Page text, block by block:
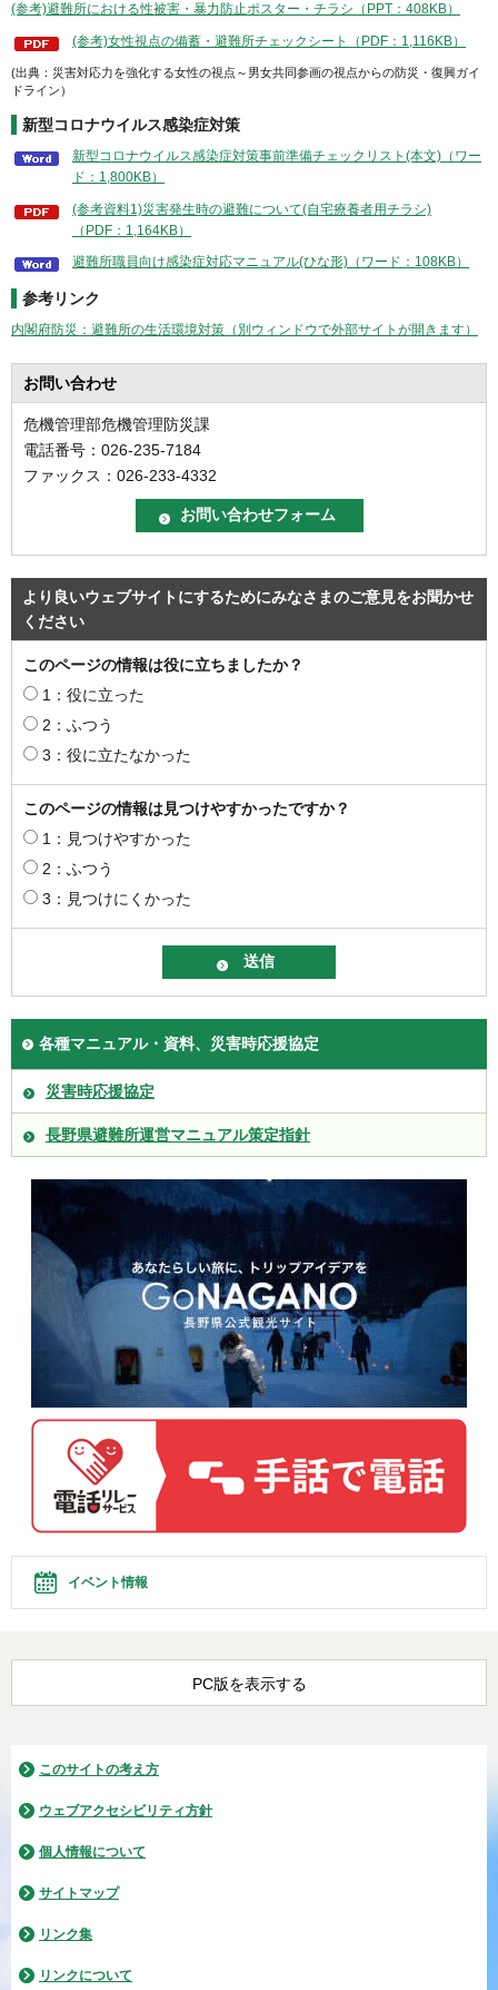
(参考)避難所における性被害・暴力防止ポスター・チラシ（PPT：408KB）
(参考)女性視点の備蓄・避難所チェックシート（PDF：1,116KB）
(出典：災害対応力を強化する女性の視点～男女共同参画の視点からの防災・復興ガイ
ドライン）
新型コロナウイルス感染症対策
新型コロナウイルス感染症対策事前準備チェックリスト(本文)（ワー
ド：1,800KB）
(参考資料1)災害発生時の避難について(自宅療養者用チラシ)
（PDF：1,164KB）
避難所職員向け感染症対応マニュアル(ひな形)（ワード：108KB）
参考リンク
内閣府防災：避難所の生活環境対策（別ウィンドウで外部サイトが開きます）
お問い合わせ
危機管理部危機管理防災課
電話番号：026-235-7184
ファックス：026-233-4332
より良いウェブサイトにするためにみなさまのご意見をお聞かせ
ください
このページの情報は役に立ちましたか？
1：役に立った
2：ふつう
3：役に立たなかった
このページの情報は見つけやすかったですか？
1：見つけやすかった
2：ふつう
3：見つけにくかった
各種マニュアル・資料、災害時応援協定
災害時応援協定
長野県避難所運営マニュアル策定指針
イベント情報
PC版を表示する
このサイトの考え方
ウェブアクセシビリティ方針
個人情報について
サイトマップ
リンク集
リンクについて